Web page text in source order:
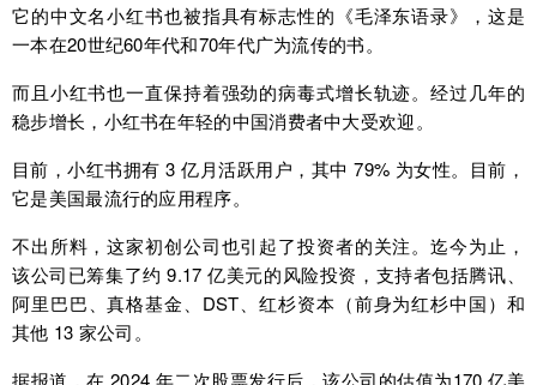
它的中文名小红书也被指具有标志性的《毛泽东语录》，这是
一本在20世纪60年代和70年代广为流传的书。
而且小红书也一直保持着强劲的病毒式增长轨迹。经过几年的
稳步增长，小红书在年轻的中国消费者中大受欢迎。
目前，小红书拥有 3 亿月活跃用户，其中 79% 为女性。目前，
它是美国最流行的应用程序。
不出所料，这家初创公司也引起了投资者的关注。迄今为止，
该公司已筹集了约 9.17 亿美元的风险投资，支持者包括腾讯、
阿里巴巴、真格基金、DST、红杉资本（前身为红杉中国）和
其他 13 家公司。
据报道，在 2024 年二次股票发行后，该公司的估值为170 亿美